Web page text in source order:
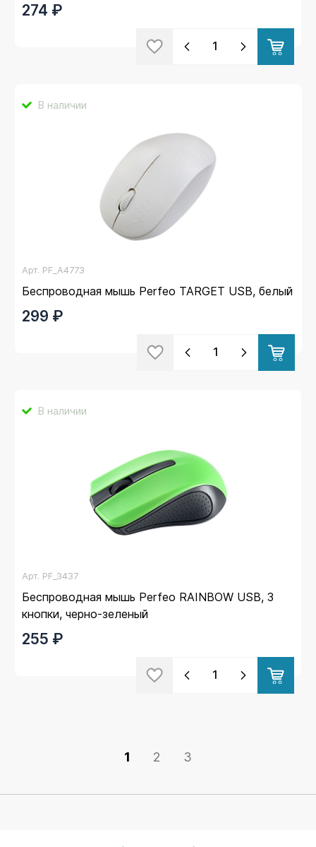
274 ₽
В наличии
Арт. PF_A4773
Беспроводная мышь Perfeo TARGET USB, белый
299 ₽
В наличии
Арт. PF_3437
Беспроводная мышь Perfeo RAINBOW USB, 3
кнопки, черно-зеленый
255 ₽
1 2 3